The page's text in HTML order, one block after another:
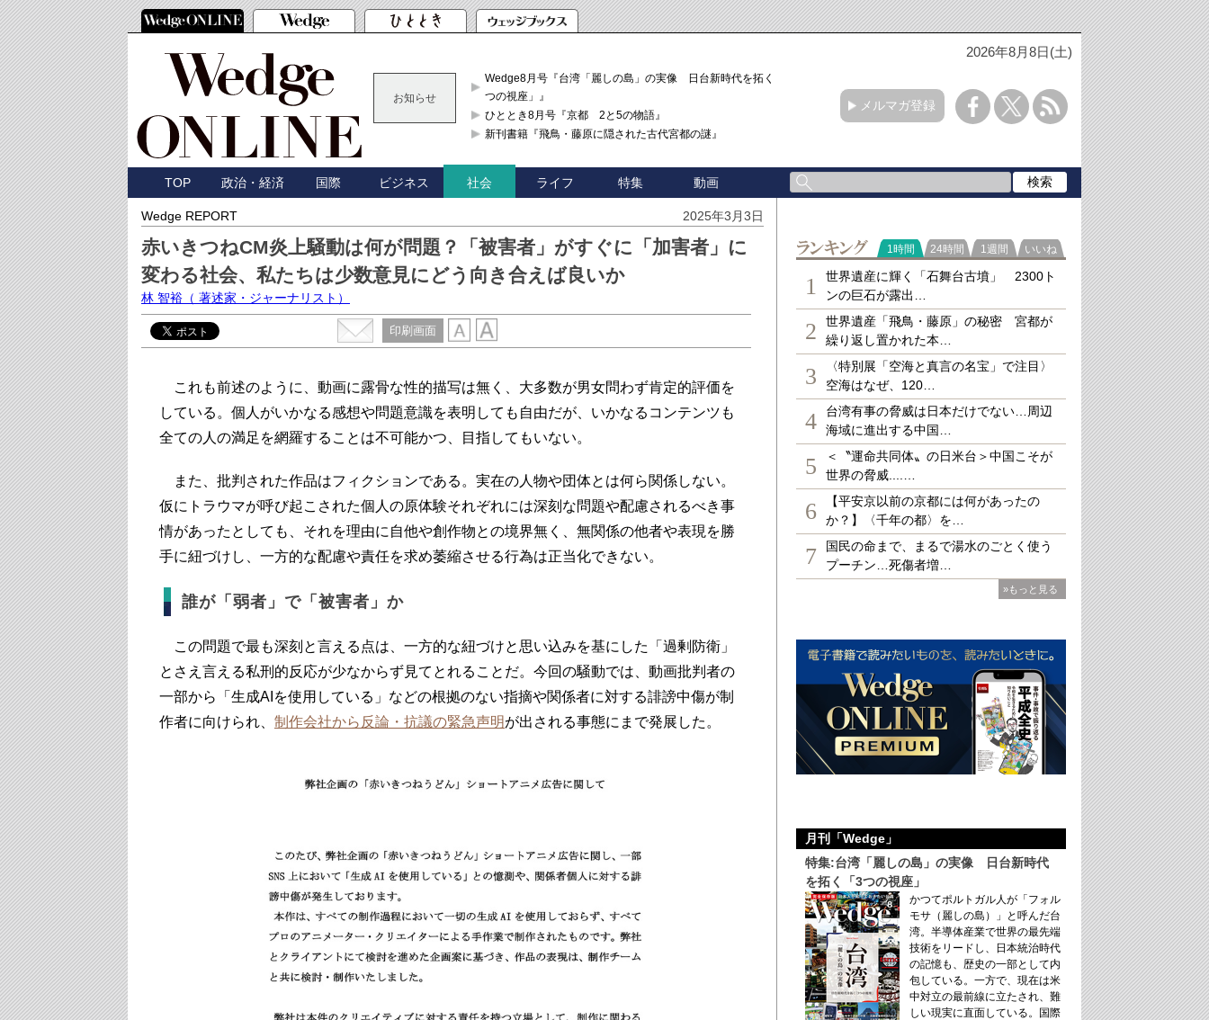
2026年8月8日(土)
お知らせ
Wedge8月号『台湾「麗しの島」の実像 日台新時代を拓く「3
つの視座」』
ひととき8月号『京都 2と5の物語』
新刊書籍『飛鳥・藤原に隠された古代宮都の謎』
メルマガ登録
TOP 政治・経済 国際 ビジネス 社会 ライフ 特集 動画
Wedge REPORT 2025年3月3日
赤いきつねCM炎上騒動は何が問題？「被害者」がすぐに「加害者」に
変わる社会、私たちは少数意見にどう向き合えば良いか
林 智裕 （ 著述家・ジャーナリスト）
印刷画面
これも前述のように、動画に露骨な性的描写は無く、大多数が男女問わず肯定的評価を
している。個人がいかなる感想や問題意識を表明しても自由だが、いかなるコンテンツも
全ての人の満足を網羅することは不可能かつ、目指してもいない。
また、批判された作品はフィクションである。実在の人物や団体とは何ら関係しない。
仮にトラウマが呼び起こされた個人の原体験それぞれには深刻な問題や配慮されるべき事
情があったとしても、それを理由に自他や創作物との境界無く、無関係の他者や表現を勝
手に紐づけし、一方的な配慮や責任を求め萎縮させる行為は正当化できない。
誰が「弱者」で「被害者」か
この問題で最も深刻と言える点は、一方的な紐づけと思い込みを基にした「過剰防衛」
とさえ言える私刑的反応が少なからず見てとれることだ。今回の騒動では、動画批判者の
一部から「生成AIを使用している」などの根拠のない指摘や関係者に対する誹謗中傷が制
作者に向けられ、 制作会社から反論・抗議の緊急声明が出される事態にまで発展した。
ランキング
1時間 24時間 1週間 いいね
1
世界遺産に輝く「石舞台古墳」 2300ト
ンの巨石が露出…
2
世界遺産「飛鳥・藤原」の秘密 宮都が
繰り返し置かれた本…
3
〈特別展「空海と真言の名宝」で注目〉
空海はなぜ、120…
4
台湾有事の脅威は日本だけでない…周辺
海域に進出する中国…
5
＜〝運命共同体〟の日米台＞中国こそが
世界の脅威....…
6
【平安京以前の京都には何があったの
か？】〈千年の都〉を…
7
国民の命まで、まるで湯水のごとく使う
プーチン…死傷者増…
»もっと見る
月刊「Wedge」
特集:台湾「麗しの島」の実像 日台新時代
を拓く「3つの視座」
かつてポルトガル人が「フォル
モサ（麗しの島）」と呼んだ台
湾。半導体産業で世界の最先端
技術をリードし、日本統治時代
の記憶も、歴史の一部として内
包している。一方で、現在は米
中対立の最前線に立たされ、難
しい現実に直面している。国際